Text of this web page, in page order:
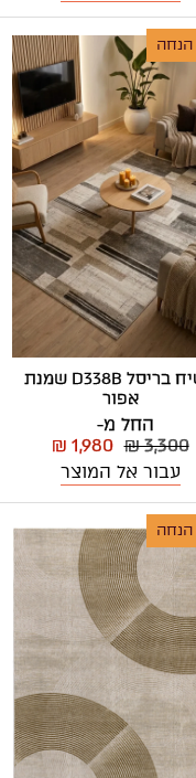
שטיח בריסל D338B שמנת
אפור
החל מ-
₪ 3,300
₪ 1,980
עבור אל המוצר